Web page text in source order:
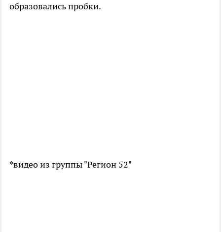
образовались пробки.
*видео из группы "Регион 52"